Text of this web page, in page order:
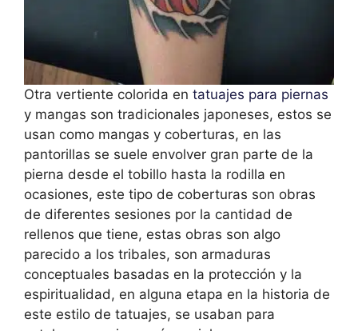
Otra vertiente colorida en tatuajes para piernas
y mangas son tradicionales japoneses, estos se
usan como mangas y coberturas, en las
pantorillas se suele envolver gran parte de la
pierna desde el tobillo hasta la rodilla en
ocasiones, este tipo de coberturas son obras
de diferentes sesiones por la cantidad de
rellenos que tiene, estas obras son algo
parecido a los tribales, son armaduras
conceptuales basadas en la protección y la
espiritualidad, en alguna etapa en la historia de
este estilo de tatuajes, se usaban para